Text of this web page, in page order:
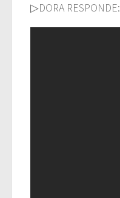
▷DORA RESPONDE: